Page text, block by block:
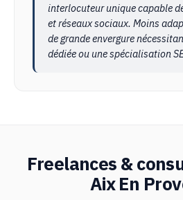
interlocuteur unique capable
et réseaux sociaux. Moins
de grande envergure
dédiée ou une spécialisation
Freelances &
Aix En